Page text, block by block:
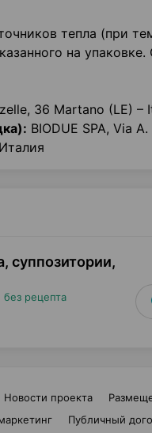
тепла (при
на
36 Martano (LE) –
BIODUE SPA, Via
суппозитории,
без рецепта
Новости проекта
Публичный